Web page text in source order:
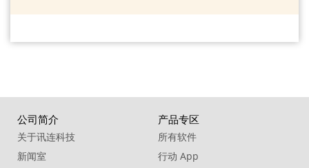
公司简介
关于讯连科技
新闻室
产品专区
所有软件
行动 App